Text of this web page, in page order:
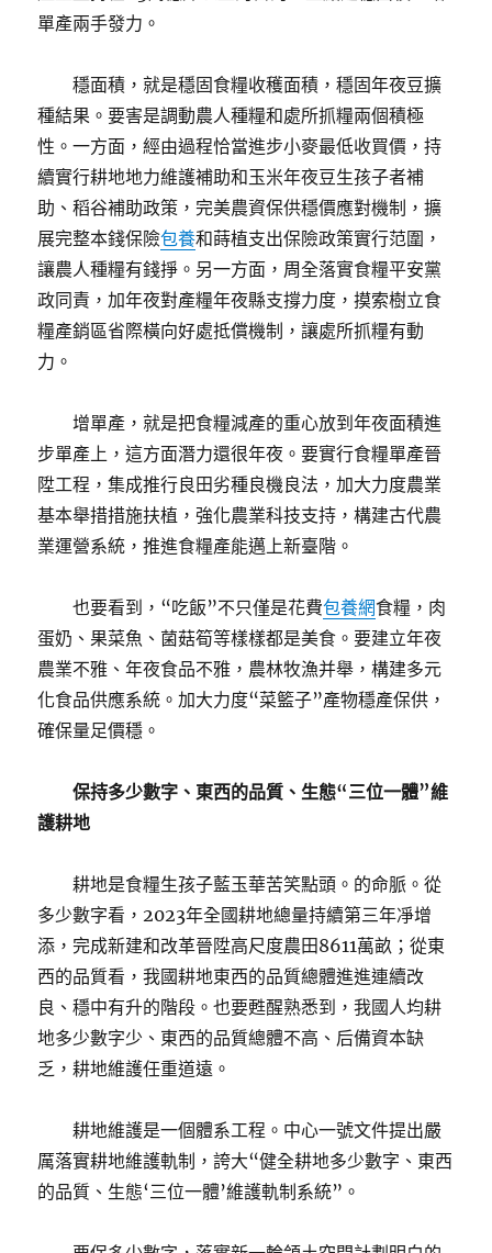
單產兩手發力。
穩面積，就是穩固食糧收穫面積，穩固年夜豆擴
種結果。要害是調動農人種糧和處所抓糧兩個積極
性。一方面，經由過程恰當進步小麥最低收買價，持
續實行耕地地力維護補助和玉米年夜豆生孩子者補
助、稻谷補助政策，完美農資保供穩價應對機制，擴
展完整本錢保險包養和蒔植支出保險政策實行范圍，
讓農人種糧有錢掙。另一方面，周全落實食糧平安黨
政同責，加年夜對產糧年夜縣支撐力度，摸索樹立食
糧產銷區省際橫向好處抵償機制，讓處所抓糧有動
力。
增單產，就是把食糧減產的重心放到年夜面積進
步單產上，這方面潛力還很年夜。要實行食糧單產晉
陞工程，集成推行良田劣種良機良法，加大力度農業
基本舉措措施扶植，強化農業科技支持，構建古代農
業運營系統，推進食糧產能邁上新臺階。
也要看到，“吃飯”不只僅是花費包養網食糧，肉
蛋奶、果菜魚、菌菇筍等樣樣都是美食。要建立年夜
農業不雅、年夜食品不雅，農林牧漁并舉，構建多元
化食品供應系統。加大力度“菜籃子”產物穩產保供，
確保量足價穩。
保持多少數字、東西的品質、生態“三位一體”維
護耕地
耕地是食糧生孩子藍玉華苦笑點頭。的命脈。從
多少數字看，2023年全國耕地總量持續第三年凈增
添，完成新建和改革晉陞高尺度農田8611萬畝；從東
西的品質看，我國耕地東西的品質總體進進連續改
良、穩中有升的階段。也要甦醒熟悉到，我國人均耕
地多少數字少、東西的品質總體不高、后備資本缺
乏，耕地維護任重道遠。
耕地維護是一個體系工程。中心一號文件提出嚴
厲落實耕地維護軌制，誇大“健全耕地多少數字、東西
的品質、生態‘三位一體’維護軌制系統”。